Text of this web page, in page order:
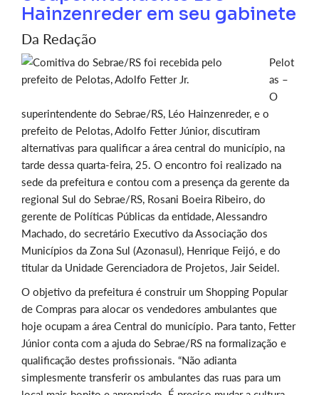
Hainzenreder em seu gabinete
Da Redação
Pelot
as –
O
superintendente do Sebrae/RS, Léo Hainzenreder, e o
prefeito de Pelotas, Adolfo Fetter Júnior, discutiram
alternativas para qualificar a área central do município, na
tarde dessa quarta-feira, 25. O encontro foi realizado na
sede da prefeitura e contou com a presença da gerente da
regional Sul do Sebrae/RS, Rosani Boeira Ribeiro, do
gerente de Políticas Públicas da entidade, Alessandro
Machado, do secretário Executivo da Associação dos
Municípios da Zona Sul (Azonasul), Henrique Feijó, e do
titular da Unidade Gerenciadora de Projetos, Jair Seidel.
O objetivo da prefeitura é construir um Shopping Popular
de Compras para alocar os vendedores ambulantes que
hoje ocupam a área Central do município. Para tanto, Fetter
Júnior conta com a ajuda do Sebrae/RS na formalização e
qualificação destes profissionais. “Não adianta
simplesmente transferir os ambulantes das ruas para um